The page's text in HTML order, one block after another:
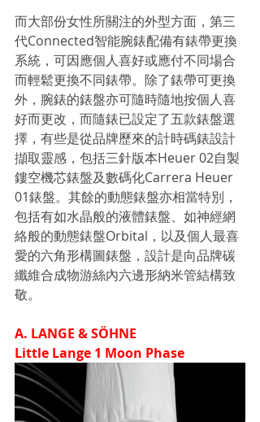
而大部份女性所關注的外型方面，第三
代Connected智能腕錶配備有錶帶更換
系統，可因應個人喜好或應付不同場合
而輕鬆更換不同錶帶。除了錶帶可更換
外，腕錶的錶盤亦可隨時隨地按個人喜
好而更改，而隨錶已設定了五款錶盤選
擇，有些是從品牌歷來的計時碼錶設計
擷取靈感，包括三針版本Heuer 02自製
鏤空機芯錶盤及數碼化Carrera Heuer
01錶盤。其餘的動態錶盤亦相當特別，
包括有如水晶般的液體錶盤、如神經網
絡般的動態錶盤Orbital，以及個人最喜
愛的六角形構圖錶盤，設計是向品牌碳
纖維合成物游絲內六邊形納米管結構致
敬。
A. LANGE & SÖHNE
Little Lange 1 Moon Phase